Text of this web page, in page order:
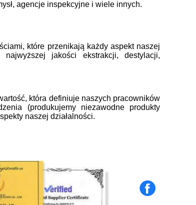
agencje inspekcyjne i wiele innych.
które przenikają każdy aspekt naszej
najwyższej jakości ekstrakcji, destylacji,
która definiuje naszych pracowników
(produkujemy niezawodne produkty
naszej działalności.